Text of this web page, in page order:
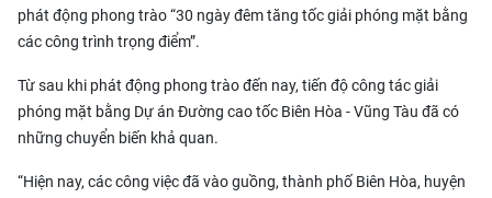
phát động phong trào “30 ngày đêm tăng tốc giải phóng mặt bằng
các công trình trọng điểm”.
Từ sau khi phát động phong trào đến nay, tiến độ công tác giải
phóng mặt bằng Dự án Đường cao tốc Biên Hòa - Vũng Tàu đã có
những chuyển biến khả quan.
“Hiện nay, các công việc đã vào guồng, thành phố Biên Hòa, huyện